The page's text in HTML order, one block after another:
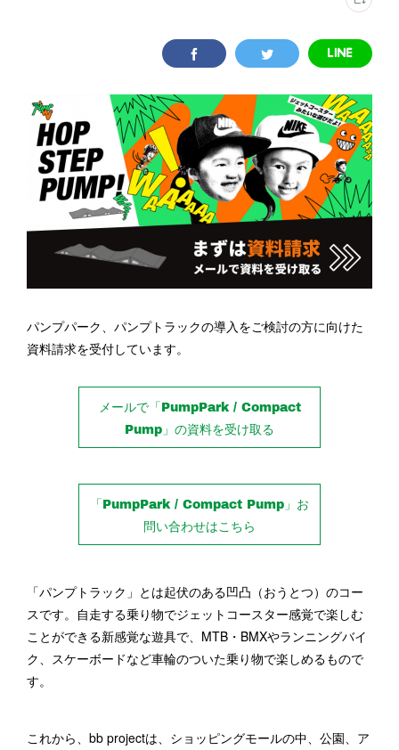
パンプパーク、パンプトラックの導入をご検討の方に向けた
資料請求を受付しています。
メールで「PumpPark / Compact
Pump」の資料を受け取る
「PumpPark / Compact Pump」お
問い合わせはこちら
「パンプトラック」とは起伏のある凹凸（おうとつ）のコー
スです。自走する乗り物でジェットコースター感覚で楽しむ
ことができる新感覚な遊具で、MTB・BMXやランニングバイ
ク、スケーボードなど車輪のついた乗り物で楽しめるもので
す。
これから、bb projectは、ショッピングモールの中、公園、ア